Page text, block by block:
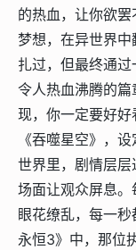
的热血，让你欲
梦想，在异世界
扎过，但最终通
令人热血沸腾的
现，你一定要好好
《吞噬星空》，
世界里，剧情层
场面让观众屏息
眼花缭乱，每一
永恒3》中，那位